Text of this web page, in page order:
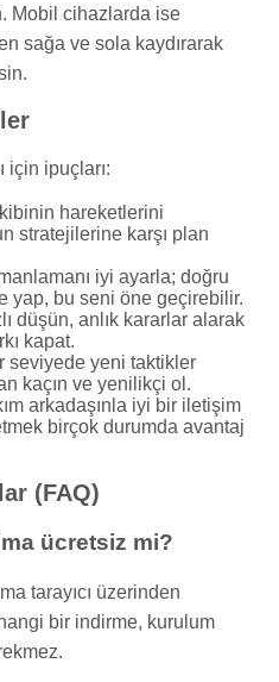
Mobil cihazlarda ise
sağa ve sola kaydırarak
için ipuçları:
hareketlerini
stratejilerine karşı plan
iyi ayarla; doğru
yap, bu seni öne geçirebilir.
düşün, anlık kararlar alarak
kapat.
seviyede yeni taktikler
kaçın ve yenilikçi ol.
arkadaşınla iyi bir iletişim
birçok durumda avantaj
(FAQ)
ücretsiz mi?
tarayıcı üzerinden
bir indirme, kurulum